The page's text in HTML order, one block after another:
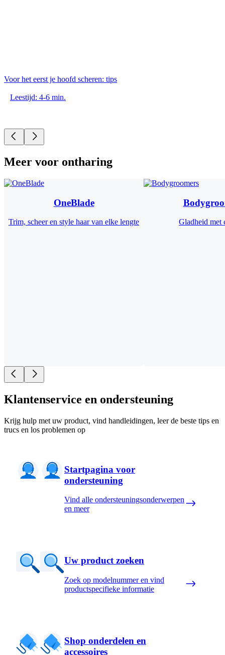
Voor het eerst je hoofd scheren: tips
Leestijd: 4-6 min.
Meer voor ontharing
OneBlade
Trim, scheer en style haar van elke lengte​ Gladheid met
Klantenservice en ondersteuning
Krijg hulp met uw product, vind handleidingen, leer de beste tips en
trucs en los problemen op
Startpagina voor
ondersteuning
Vind alle ondersteuningsonderwerpen
en meer
Uw product zoeken
Zoek op modelnummer en vind
productspecifieke informatie
Shop onderdelen en
accessoires